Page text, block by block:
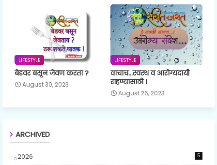
LIFESTYLE
बेडवर बसून जेवण करता ?
August 30, 2023
LIFESTYLE
वाचाच...स्वस्थ व आरोग्यदायी
राहण्यासाठी !
August 26, 2023
ARCHIVED
2026 5